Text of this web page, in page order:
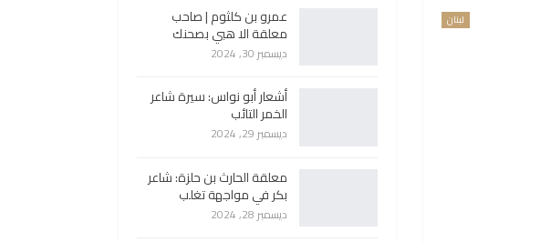
لبنان عمرو بن كلثوم | صاحب
معلقة الا هبي بصحنك
ديسمبر 30, 2024
أشعار أبو نواس: سيرة شاعر
الخمر التائب
ديسمبر 29, 2024
معلقة الحارث بن حلزة: شاعر
بكر في مواجهة تغلب
ديسمبر 28, 2024